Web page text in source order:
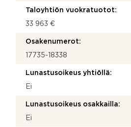
Taloyhtiön vuokratuotot:
33 963 €
Osakenumerot:
17735-18338
Lunastusoikeus yhtiöllä:
Ei
Lunastusoikeus osakkailla:
Ei